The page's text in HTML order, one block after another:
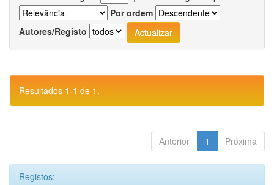
Por ordem
Autores/Registo
Resultados 1-1 de 1.
Anterior 1 Próxima
Registos: